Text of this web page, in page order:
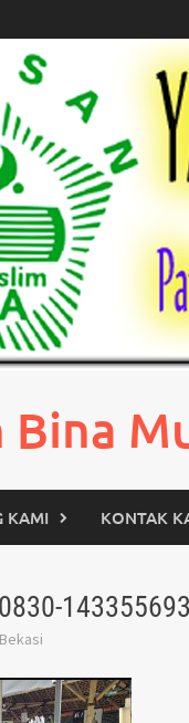
Bina
KAMI KONTAK